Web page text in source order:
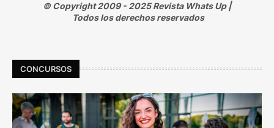
© Copyright 2009 - 2025 Revista Whats Up |
Todos los derechos reservados
CONCURSOS